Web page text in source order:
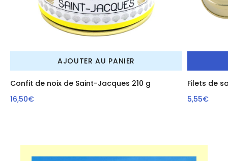
AJOUTER AU PANIER
Confit de noix de Saint-Jacques 210 g
16,50€
Filets de
5,55€